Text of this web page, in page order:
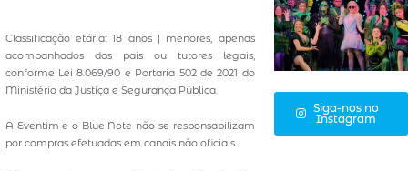
Classificação etária: 18 anos | menores, apenas
acompanhados dos pais ou tutores legais,
conforme Lei 8.069/90 e Portaria 502 de 2021 do
Ministério da Justiça e Segurança Pública.
A Eventim e o Blue Note não se responsabilizam
por compras efetuadas em canais não oficiais.
Siga-nos no
Instagram